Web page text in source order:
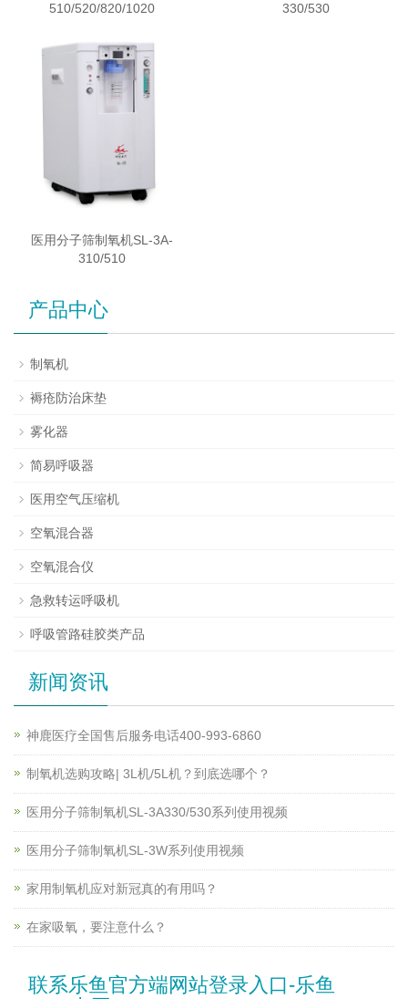
510/520/820/1020
330/530
医用分子筛制氧机SL-3A-
310/510
产品中心
制氧机
褥疮防治床垫
雾化器
简易呼吸器
医用空气压缩机
空氧混合器
空氧混合仪
急救转运呼吸机
呼吸管路硅胶类产品
新闻资讯
神鹿医疗全国售后服务电话400-993-6860
制氧机选购攻略| 3L机/5L机？到底选哪个？
医用分子筛制氧机SL-3A330/530系列使用视频
医用分子筛制氧机SL-3W系列使用视频
家用制氧机应对新冠真的有用吗？
在家吸氧，要注意什么？
联系乐鱼官方端网站登录入口-乐鱼